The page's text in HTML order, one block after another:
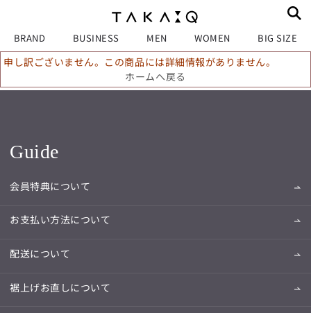
BRAND BUSINESS MEN WOMEN BIG SIZE
申し訳ございません。この商品には詳細情報がありません。
ホームへ戻る
Guide
会員特典について
お支払い方法について
配送について
裾上げお直しについて